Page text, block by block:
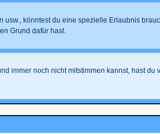
könntest du eine spezielle Erlaubnis
Grund dafür hast.
immer noch nicht mitstimmen kannst, hast du